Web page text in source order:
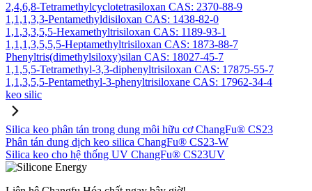
2,4,6,8-Tetramethylcyclotetrasiloxan CAS: 2370-88-9
1,1,1,3,3-Pentamethyldisiloxan CAS: 1438-82-0
1,1,3,3,5,5-Hexamethyltrisiloxan CAS: 1189-93-1
1,1,1,3,5,5,5-Heptamethyltrisiloxan CAS: 1873-88-7
Phenyltris(dimethylsiloxy)silan CAS: 18027-45-7
1,1,5,5-Tetramethyl-3,3-diphenyltrisiloxan CAS: 17875-55-7
1,1,3,5,5-Pentamethyl-3-phenyltrisiloxane CAS: 17962-34-4
keo silic
Silica keo phân tán trong dung môi hữu cơ ChangFu® CS23
Phân tán dung dịch keo silica ChangFu® CS23-W
Silica keo cho hệ thống UV ChangFu® CS23UV